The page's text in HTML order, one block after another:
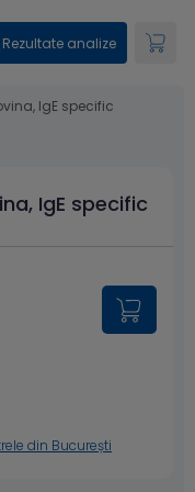
Rezultate analize
IgE specific
IgE specific
din București